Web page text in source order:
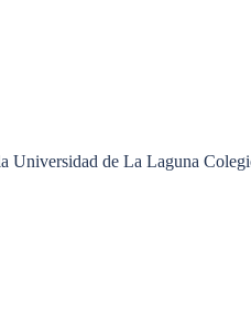
Universidad de La Laguna